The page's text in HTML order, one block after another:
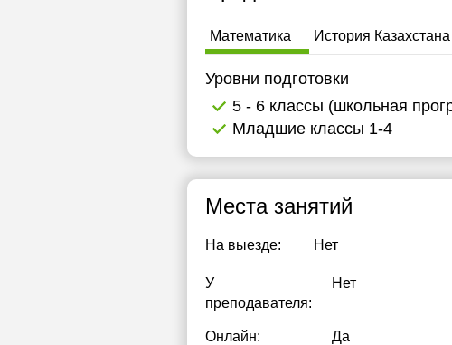
Математика История Казахстана
Уровни подготовки
5 - 6 классы (школьная
Младшие классы 1-4
Места занятий
На выезде: Нет
У
преподавателя:
Нет
Онлайн: Да